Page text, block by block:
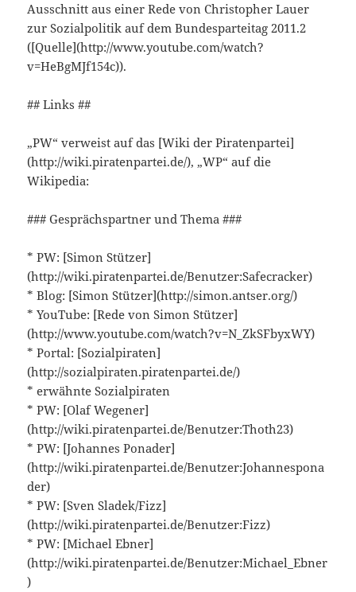
Ausschnitt aus einer Rede von Christopher Lauer
zur Sozialpolitik auf dem Bundesparteitag 2011.2
([Quelle](http://www.youtube.com/watch?
v=HeBgMJf154c)).
## Links ##
„PW“ verweist auf das [Wiki der Piratenpartei]
(http://wiki.piratenpartei.de/), „WP“ auf die
Wikipedia:
### Gesprächspartner und Thema ###
* PW: [Simon Stützer]
(http://wiki.piratenpartei.de/Benutzer:Safecracker)
* Blog: [Simon Stützer](http://simon.antser.org/)
* YouTube: [Rede von Simon Stützer]
(http://www.youtube.com/watch?v=N_ZkSFbyxWY)
* Portal: [Sozialpiraten]
(http://sozialpiraten.piratenpartei.de/)
* erwähnte Sozialpiraten
* PW: [Olaf Wegener]
(http://wiki.piratenpartei.de/Benutzer:Thoth23)
* PW: [Johannes Ponader]
(http://wiki.piratenpartei.de/Benutzer:Johannespona
der)
* PW: [Sven Sladek/Fizz]
(http://wiki.piratenpartei.de/Benutzer:Fizz)
* PW: [Michael Ebner]
(http://wiki.piratenpartei.de/Benutzer:Michael_Ebner
)